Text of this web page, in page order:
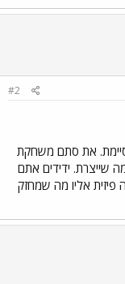
#2
ובזה סיימת. את סתם משחקת
שייצרת. ידידים אתם
אליו מה שמחזק